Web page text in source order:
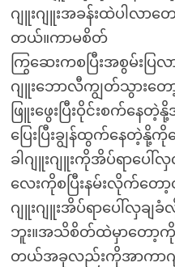
ဂျူးဂျူးအခန်းထဲပါလာ
တယ်။ကာမစိတ်
ကြွဆေးကစပြီးအစွမ်းပြလ
ဂျူးဘောလီကျွတ်သွားတ
ဖြူးဖွေးပြီးဝိုင်းစက်နေတဲ့
ပြေးပြီးချွန်ထွက်နေ
ခါဂျူးဂျူးကိုအိပ်ရာပေ
လေးကိုစပြီးနမ်းလိုက်တေ
ဂျူးဂျူးအိပ်ရာပေါ်လှ
ဘူး။အသိစိတ်ထဲမှာတော့ကို
တယ်အခုလည်းကိုအာကာဂ